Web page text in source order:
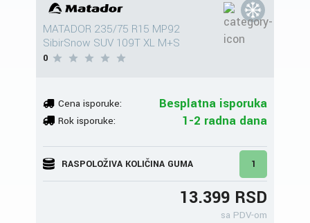
MATADOR 235/75 R15 MP92
SibirSnow SUV 109T XL M+S
0
Cena isporuke: Besplatna isporuka
Rok isporuke: 1-2 radna dana
RASPOLOŽIVA KOLIČINA GUMA 1
13.399 RSD
sa PDV-om